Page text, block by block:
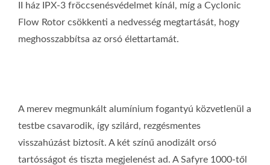
II ház IPX-3 fröccsenésvédelmet kínál, míg a Cyclonic
Flow Rotor csökkenti a nedvesség megtartását, hogy
meghosszabbítsa az orsó élettartamát.
A merev megmunkált alumínium fogantyú közvetlenül a
testbe csavarodik, így szilárd, rezgésmentes
visszahúzást biztosít. A két színű anodizált orsó
tartósságot és tiszta megjelenést ad. A Safyre 1000-től